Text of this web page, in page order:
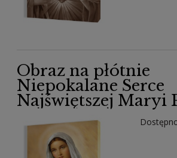
Obraz na płótnie
Niepokalane Serce
Najświętszej Maryi